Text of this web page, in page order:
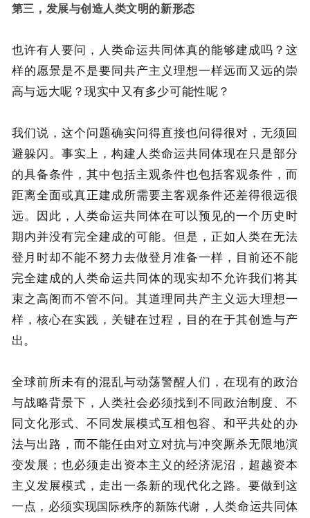
第三，发展与创造人类文明的新形态
也许有人要问，人类命运共同体真的能够建成吗？这
样的愿景是不是要同共产主义理想一样远而又远的崇
高与远大呢？现实中又有多少可能性呢？
我们说，这个问题确实问得直接也问得很对，无须回
避躲闪。事实上，构建人类命运共同体现在只是部分
的具备条件，其中包括主观条件也包括客观条件，而
距离全面或真正建成所需要主客观条件还差得很远很
远。因此，人类命运共同体在可以预见的一个历史时
期内并没有完全建成的可能。但是，正如人类在无法
登月时却不能不努力去做登月准备一样，目前还不能
完全建成的人类命运共同体的现实却不允许我们将其
束之高阁而不管不问。其道理同共产主义远大理想一
样，核心在实践，关键在过程，目的在于其创造与产
出。
全球前所未有的混乱与动荡警醒人们，在现有的政治
与战略背景下，人类社会必须找到不同政治制度、不
同文化形式、不同发展模式互相包容、和平共处的办
法与出路，而不能任由对立对抗与冲突厮杀无限地演
变发展；也必须走出资本主义的经济泥沼，超越资本
主义发展模式，走出一条新的现代化之路。要做到这
一点，必须实现国际秩序的新陈代谢 ，人类命运共同体